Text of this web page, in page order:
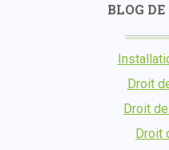
BLOG
Droit
Droit
Droit